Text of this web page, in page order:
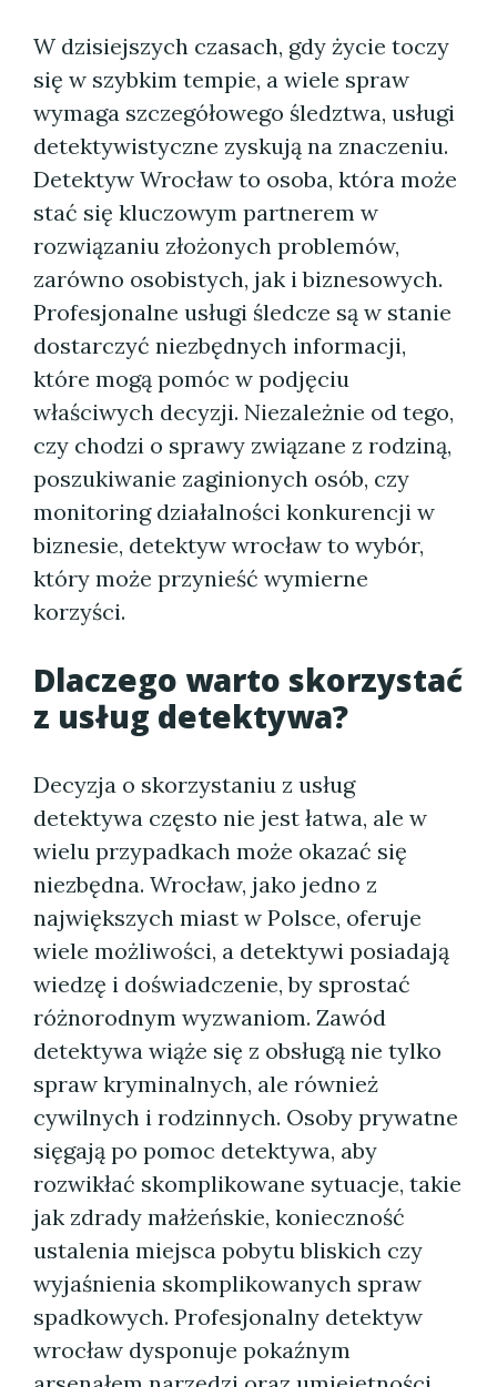
W dzisiejszych czasach, gdy życie toczy
się w szybkim tempie, a wiele spraw
wymaga szczegółowego śledztwa, usługi
detektywistyczne zyskują na znaczeniu.
Detektyw Wrocław to osoba, która może
stać się kluczowym partnerem w
rozwiązaniu złożonych problemów,
zarówno osobistych, jak i biznesowych.
Profesjonalne usługi śledcze są w stanie
dostarczyć niezbędnych informacji,
które mogą pomóc w podjęciu
właściwych decyzji. Niezależnie od tego,
czy chodzi o sprawy związane z rodziną,
poszukiwanie zaginionych osób, czy
monitoring działalności konkurencji w
biznesie, detektyw wrocław to wybór,
który może przynieść wymierne
korzyści.
Dlaczego warto skorzystać
z usług detektywa?
Decyzja o skorzystaniu z usług
detektywa często nie jest łatwa, ale w
wielu przypadkach może okazać się
niezbędna. Wrocław, jako jedno z
największych miast w Polsce, oferuje
wiele możliwości, a detektywi posiadają
wiedzę i doświadczenie, by sprostać
różnorodnym wyzwaniom. Zawód
detektywa wiąże się z obsługą nie tylko
spraw kryminalnych, ale również
cywilnych i rodzinnych. Osoby prywatne
sięgają po pomoc detektywa, aby
rozwikłać skomplikowane sytuacje, takie
jak zdrady małżeńskie, konieczność
ustalenia miejsca pobytu bliskich czy
wyjaśnienia skomplikowanych spraw
spadkowych. Profesjonalny detektyw
wrocław dysponuje pokaźnym